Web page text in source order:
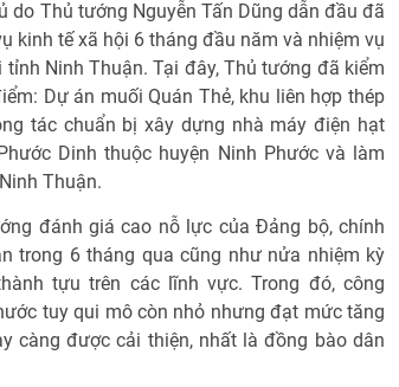
do Thủ tướng Nguyễn Tấn Dũng dẫn đầu đã
kinh tế xã hội 6 tháng đầu năm và nhiệm vụ
Ninh Thuận. Tại đây, Thủ tướng đã kiểm
Dự án muối Quán Thẻ, khu liên hợp thép
tác chuẩn bị xây dựng nhà máy điện hạt
Dinh thuộc huyện Ninh Phước và làm
Thuận.
đánh giá cao nỗ lực của Đảng bộ, chính
trong 6 tháng qua cũng như nửa nhiệm kỳ
tựu trên các lĩnh vực. Trong đó, công
tuy qui mô còn nhỏ nhưng đạt mức tăng
càng được cải thiện, nhất là đồng bào dân